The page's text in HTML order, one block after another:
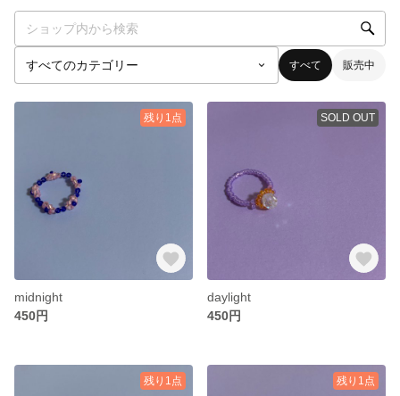
すべて 販売中
残り1点
midnight
450円
SOLD OUT
daylight
450円
残り1点 残り1点